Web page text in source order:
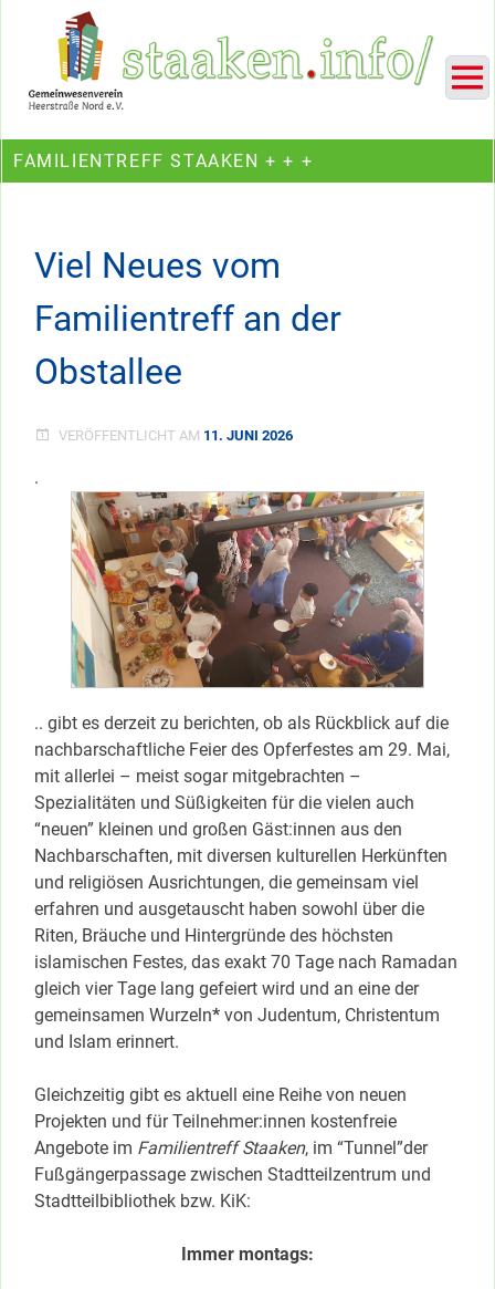
Ein Projekt des Gemeinwesenvereins Heerstraße Nord
FAMILIENTREFF STAAKEN + + +
Viel Neues vom
Familientreff an der
Obstallee
VERÖFFENTLICHT AM 11. JUNI 2026
.
.. gibt es derzeit zu berichten, ob als Rückblick auf die
nachbarschaftliche Feier des Opferfestes am 29. Mai,
mit allerlei – meist sogar mitgebrachten –
Spezialitäten und Süßigkeiten für die vielen auch
“neuen” kleinen und großen Gäst:innen aus den
Nachbarschaften, mit diversen kulturellen Herkünften
und religiösen Ausrichtungen, die gemeinsam viel
erfahren und ausgetauscht haben sowohl über die
Riten, Bräuche und Hintergründe des höchsten
islamischen Festes, das exakt 70 Tage nach Ramadan
gleich vier Tage lang gefeiert wird und an eine der
gemeinsamen Wurzeln* von Judentum, Christentum
und Islam erinnert.
Gleichzeitig gibt es aktuell eine Reihe von neuen
Projekten und für Teilnehmer:innen kostenfreie
Angebote im Familientreff Staaken, im “Tunnel”der
Fußgängerpassage zwischen Stadtteilzentrum und
Stadtteilbibliothek bzw. KiK:
Immer montags: